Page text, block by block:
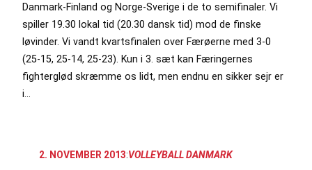
Danmark-Finland og Norge-Sverige i de to semifinaler. Vi
spiller 19.30 lokal tid (20.30 dansk tid) mod de finske
løvinder. Vi vandt kvartsfinalen over Færøerne med 3-0
(25-15, 25-14, 25-23). Kun i 3. sæt kan Færingernes
fighterglød skræmme os lidt, men endnu en sikker sejr er
i…
2. NOVEMBER 2013:VOLLEYBALL DANMARK